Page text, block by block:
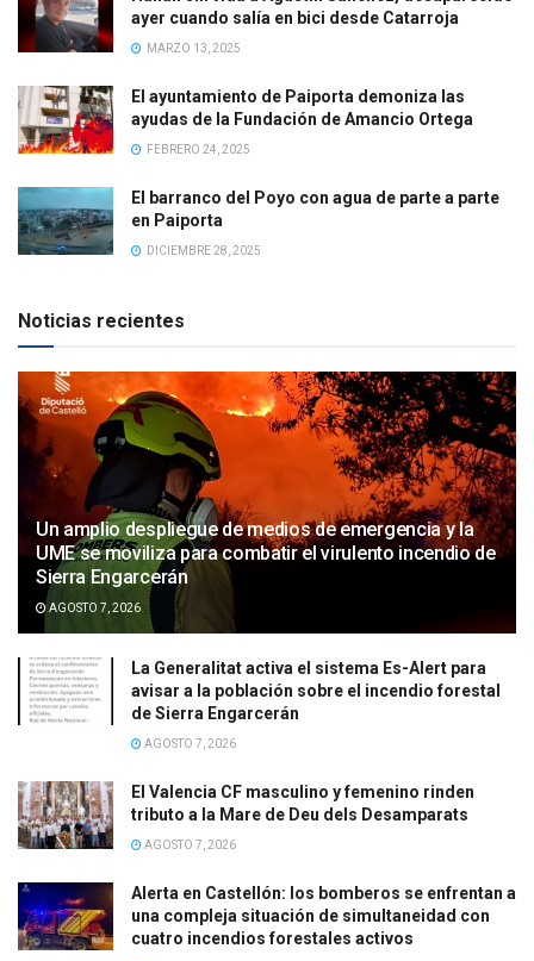
ayer cuando salía en bici desde Catarroja
MARZO 13, 2025
El ayuntamiento de Paiporta demoniza las
ayudas de la Fundación de Amancio Ortega
FEBRERO 24, 2025
El barranco del Poyo con agua de parte a parte
en Paiporta
DICIEMBRE 28, 2025
Noticias recientes
Un amplio despliegue de medios de emergencia y la
UME se moviliza para combatir el virulento incendio de
Sierra Engarcerán
AGOSTO 7, 2026
La Generalitat activa el sistema Es-Alert para
avisar a la población sobre el incendio forestal
de Sierra Engarcerán
AGOSTO 7, 2026
El Valencia CF masculino y femenino rinden
tributo a la Mare de Deu dels Desamparats
AGOSTO 7, 2026
Alerta en Castellón: los bomberos se enfrentan a
una compleja situación de simultaneidad con
cuatro incendios forestales activos